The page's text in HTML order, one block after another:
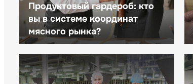
Продуктовый гардероб: кто
вы в системе координат
мясного рынка?